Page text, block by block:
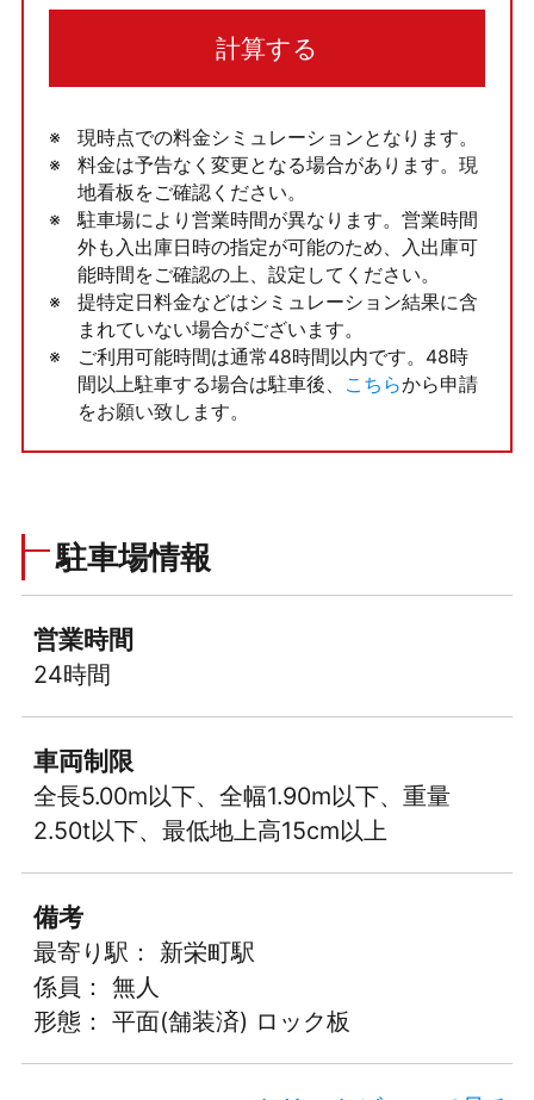
計算する
現時点での料金シミュレーションとなります。
料金は予告なく変更となる場合があります。現
地看板をご確認ください。
駐車場により営業時間が異なります。営業時間
外も入出庫日時の指定が可能のため、入出庫可
能時間をご確認の上、設定してください。
提特定日料金などはシミュレーション結果に含
まれていない場合がございます。
ご利用可能時間は通常48時間以内です。48時
間以上駐車する場合は駐車後、
こちらから申請
をお願い致します。
駐車場情報
営業時間
24時間
車両制限
全長5.00m以下、全幅1.90m以下、重量
2.50t以下、最低地上高15cm以上
備考
最寄り駅： 新栄町駅
係員： 無人
形態： 平面(舗装済) ロック板